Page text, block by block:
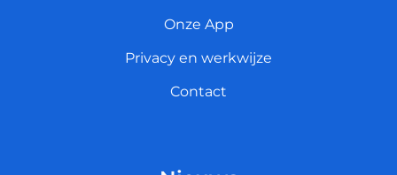
Onze App
Privacy en werkwijze
Contact